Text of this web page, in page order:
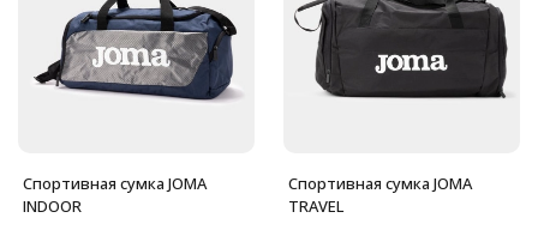
Спортивная сумка JOMA
INDOOR
Спортивная сумка JOMA
TRAVEL